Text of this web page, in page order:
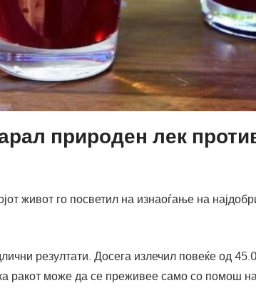
природен лек
живот го посветил на изнаоѓање на
резултати. Досега излечил повеќе од
ракот може да се преживее само со помош